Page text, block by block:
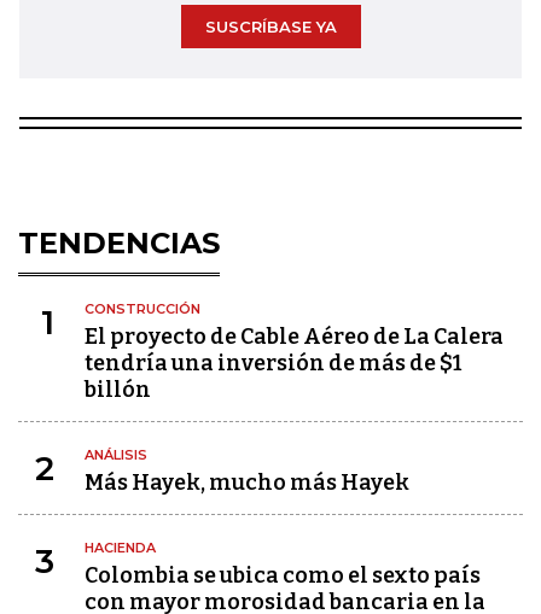
SUSCRÍBASE YA
TENDENCIAS
1 CONSTRUCCIÓN
El proyecto de Cable Aéreo de La Calera
tendría una inversión de más de $1
billón
2 ANÁLISIS
Más Hayek, mucho más Hayek
3 HACIENDA
Colombia se ubica como el sexto país
con mayor morosidad bancaria en la